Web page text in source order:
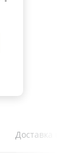
Доставка и